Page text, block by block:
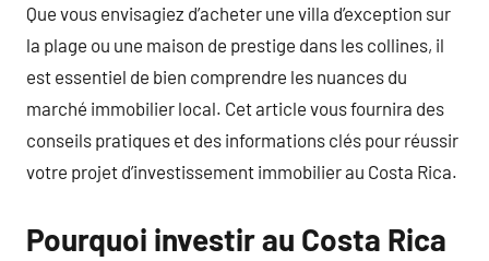
Que vous envisagiez d’acheter une villa d’exception sur
la plage ou une maison de prestige dans les collines, il
est essentiel de bien comprendre les nuances du
marché immobilier local. Cet article vous fournira des
conseils pratiques et des informations clés pour réussir
votre projet d’investissement immobilier au Costa Rica.
Pourquoi investir au Costa Rica